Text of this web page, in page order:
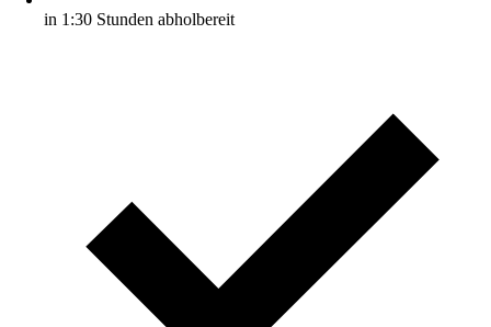
in 1:30 Stunden abholbereit